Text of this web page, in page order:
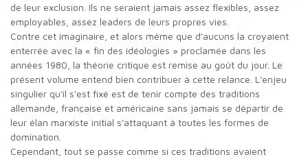
de leur exclusion. Ils ne seraient jamais assez flexibles, assez
employables, assez leaders de leurs propres vies.
Contre cet imaginaire, et alors même que d'aucuns la croyaient
enterrée avec la « fin des idéologies » proclamée dans les
années 1980, la théorie critique est remise au goût du jour. Le
présent volume entend bien contribuer à cette relance. L'enjeu
singulier qu'il s'est fixé est de tenir compte des traditions
allemande, française et américaine sans jamais se départir de
leur élan marxiste initial s'attaquant à toutes les formes de
domination.
Cependant, tout se passe comme si ces traditions avaient